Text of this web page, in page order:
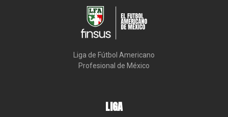
Liga de Fútbol Americano
Profesional de México
LIGA